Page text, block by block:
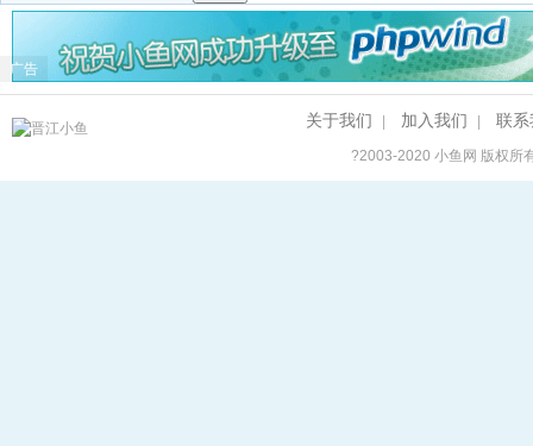
广告
关于我们 加入我们 联系
?2003-2020小鱼网 版权所